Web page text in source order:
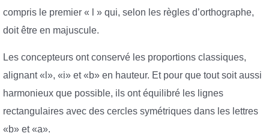
compris le premier « l » qui, selon les règles d’orthographe,
doit être en majuscule.
Les concepteurs ont conservé les proportions classiques,
alignant «l», «i» et «b» en hauteur. Et pour que tout soit aussi
harmonieux que possible, ils ont équilibré les lignes
rectangulaires avec des cercles symétriques dans les lettres
«b» et «a».